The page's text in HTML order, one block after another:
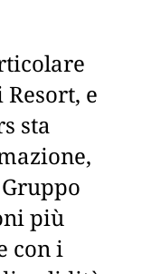
e
sta
più
con i